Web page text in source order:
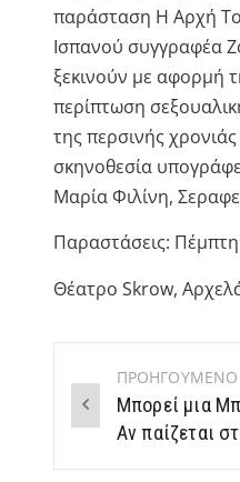
παράσταση Η Αρχή
Ισπανού συγγραφέα
ξεκινούν με αφορμή
περίπτωση
της περσινής
σκηνοθεσία
Μαρία Φιλίνη,
Παραστάσεις:
Θέατρο Skrow,
Post
navigation
ΠΡΟΗΓΟΥΜΕΝΟ
Μπορεί μια
Αν παίζεται